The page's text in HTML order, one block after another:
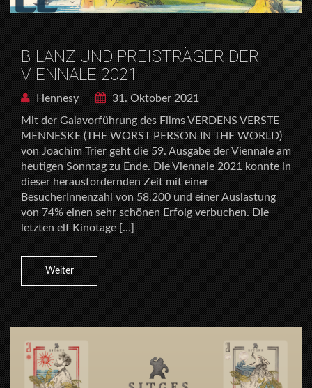
BILANZ UND PREISTRÄGER DER
VIENNALE 2021
Hennesy
31. Oktober 2021
Mit der Galavorführung des Films VERDENS VERSTE
MENNESKE (THE WORST PERSON IN THE WORLD)
von Joachim Trier geht die 59. Ausgabe der Viennale am
heutigen Sonntag zu Ende. Die Viennale 2021 konnte in
dieser herausfordernden Zeit mit einer
BesucherInnenzahl von 58.200 und einer Auslastung
von 74% einen sehr schönen Erfolg verbuchen. Die
letzten elf Kinotage […]
Weiter